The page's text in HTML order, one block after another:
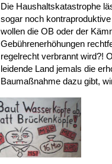
Die Haushaltskatastrophe
sogar noch
wollen die OB oder der
Gebührenerhöhungen
regelrecht verbrannt wird?!
leidende Land jemals die
Baumaßnahme dazu gibt,